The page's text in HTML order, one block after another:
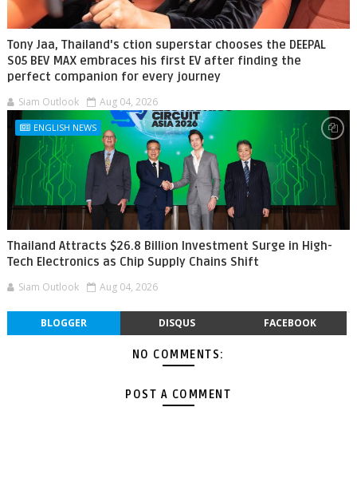
Tony Jaa, Thailand's ction superstar chooses the DEEPAL
S05 BEV MAX embraces his first EV after finding the
perfect companion for every journey
Siam Outlook Aug 04, 2026
ENGLISH NEWS
Thailand Attracts $26.8 Billion Investment Surge in High-
Tech Electronics as Chip Supply Chains Shift
Siam Outlook Aug 04, 2026
BLOGGER DISQUS FACEBOOK
NO COMMENTS:
POST A COMMENT